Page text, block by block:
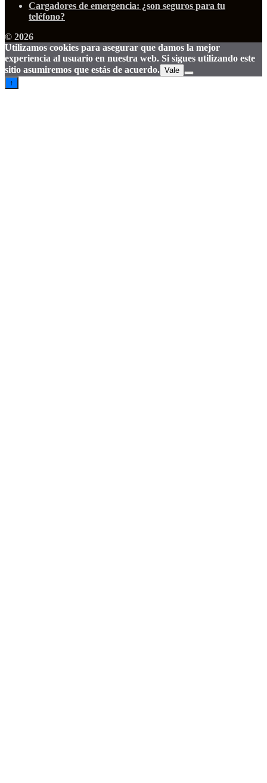
Cargadores de emergencia: ¿son seguros para tu
teléfono?
© 2026
Utilizamos cookies para asegurar que damos la mejor
experiencia al usuario en nuestra web. Si sigues utilizando este
sitio asumiremos que estás de acuerdo. Vale
↑